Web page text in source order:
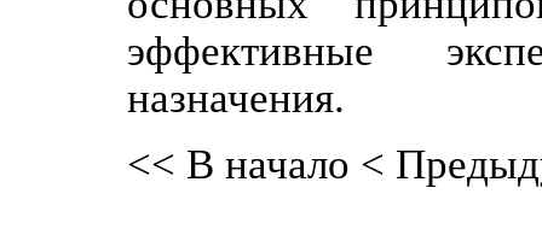
эффективные
назначения.
<< В начало <